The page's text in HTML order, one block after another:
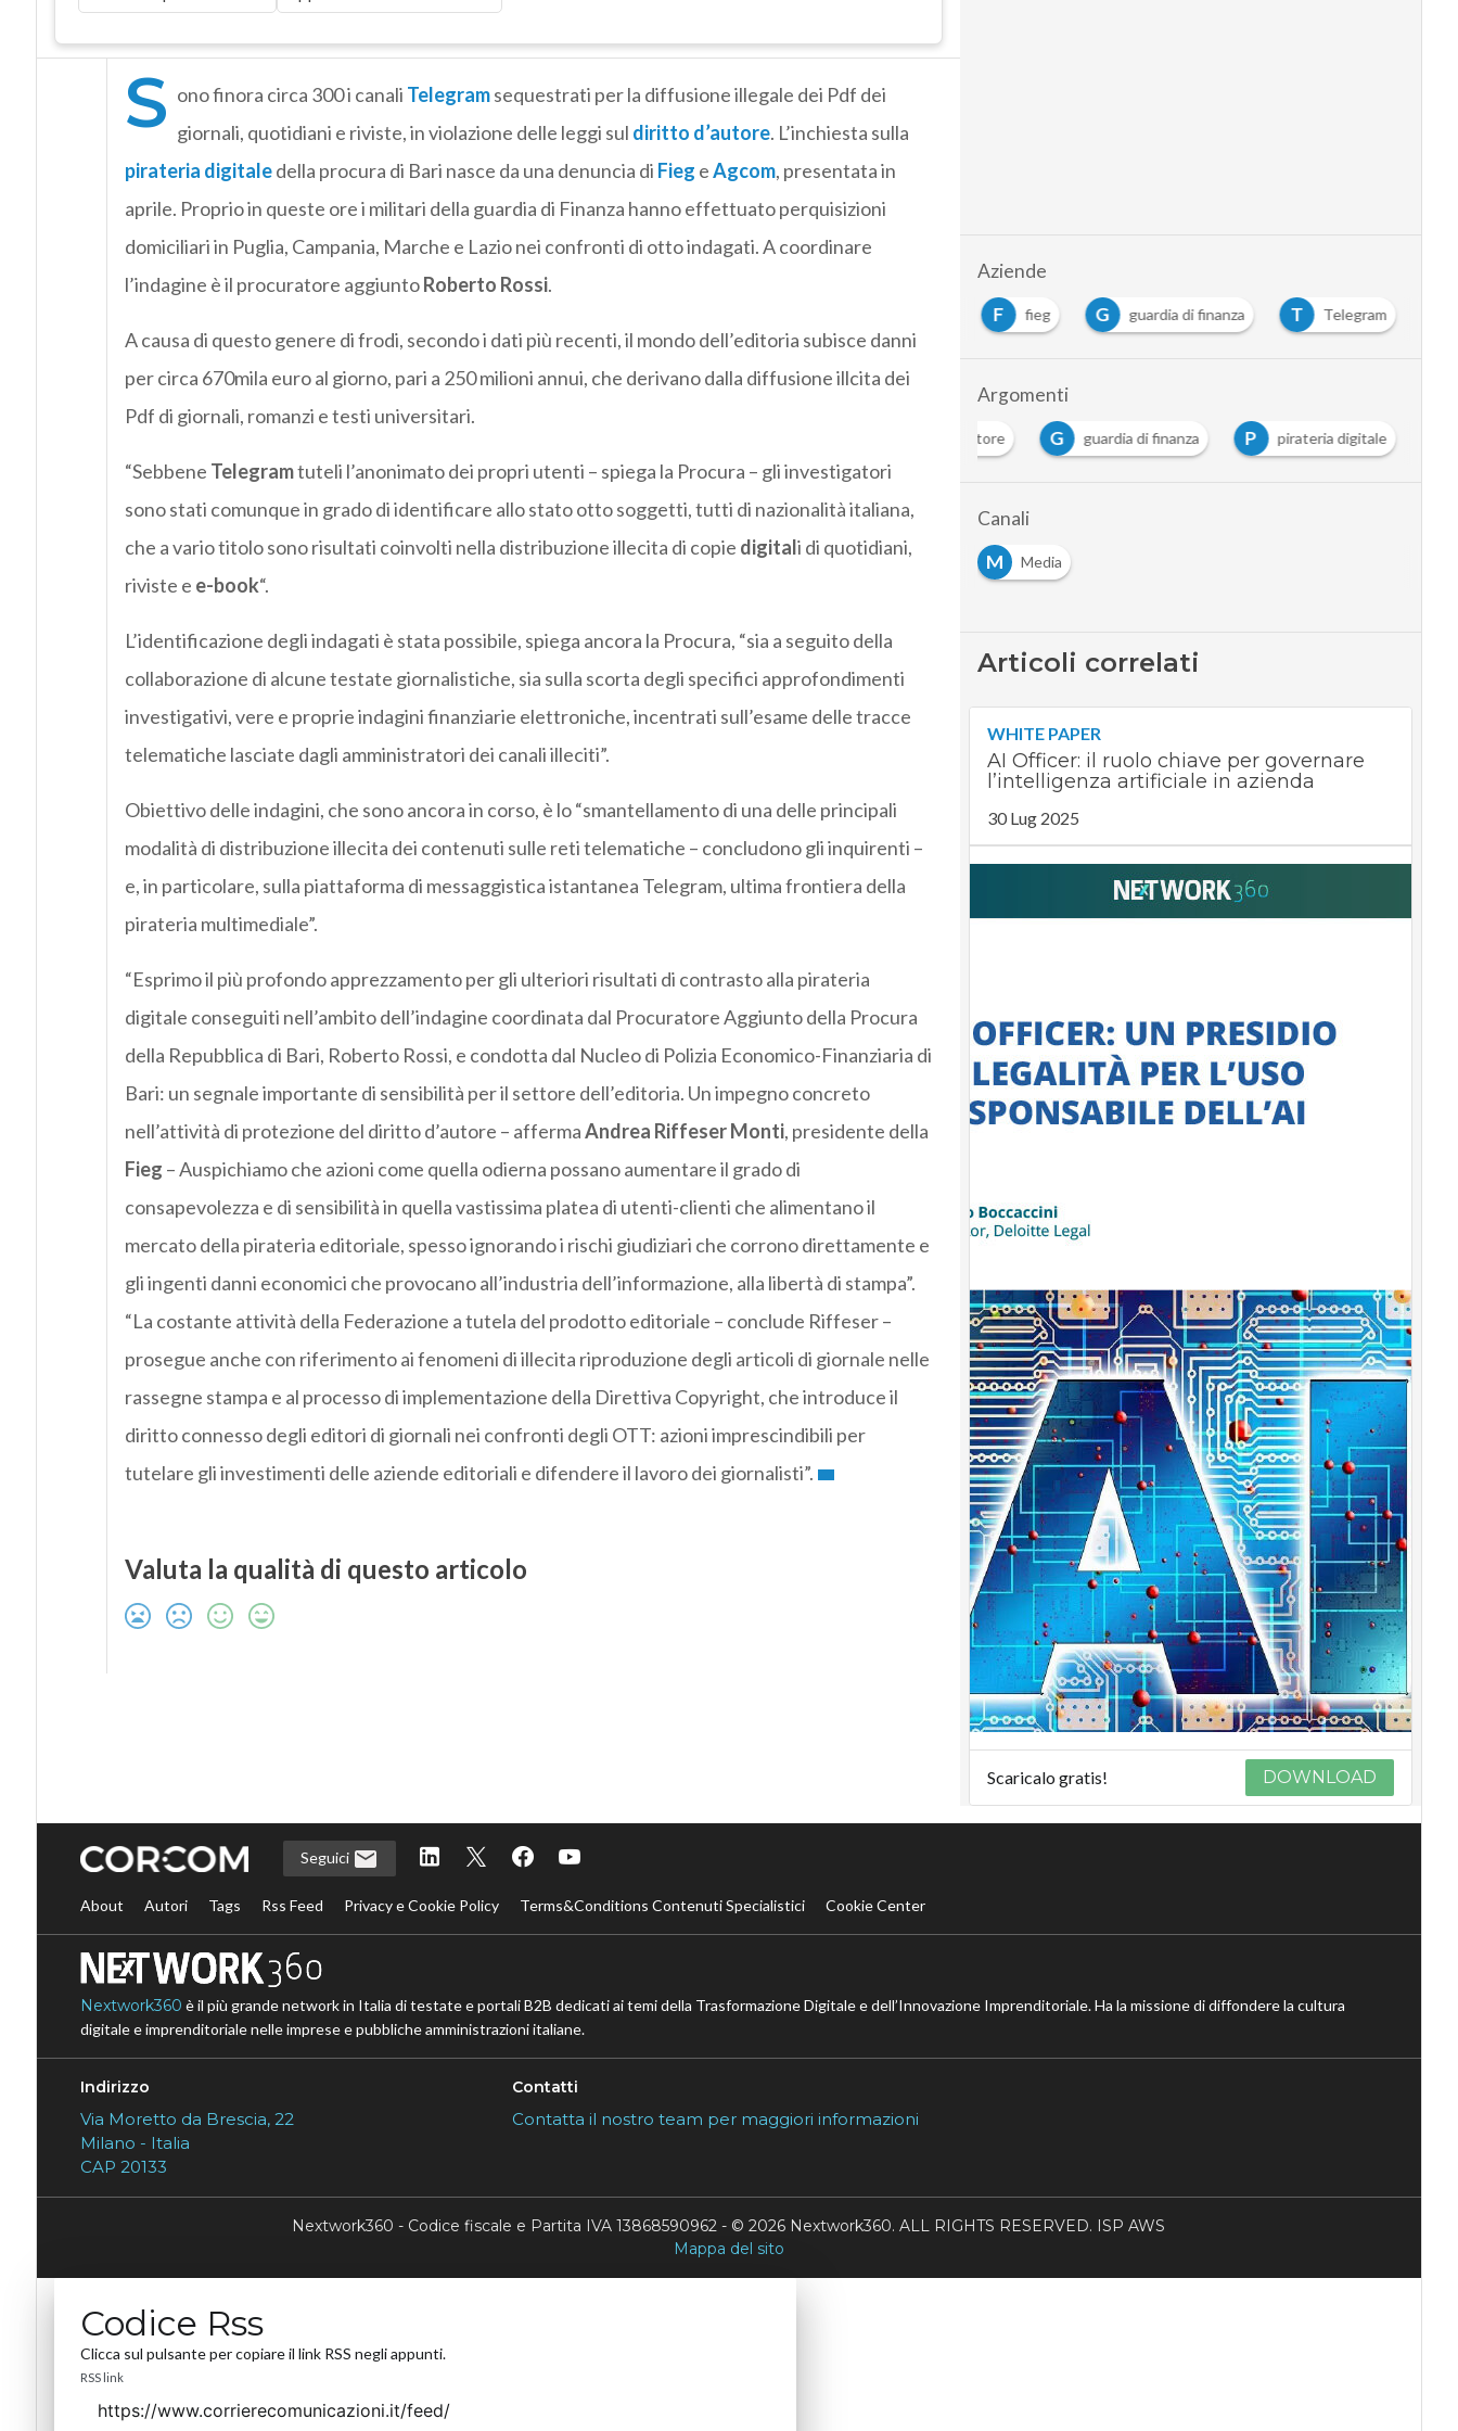
S ono finora circa 300 i canali Telegramsequestrati per la diffusione illegale dei Pdf dei
giornali, quotidiani e riviste, in violazione delle leggi sul diritto d’autore. L’inchiesta sulla
pirateria digitale della procura di Bari nasce da una denuncia di Fieg eAgcom, presentata in
aprile. Proprio in queste ore i militari della guardia di Finanza hanno effettuato perquisizioni
domiciliari in Puglia, Campania, Marche e Lazio nei confronti di otto indagati. A coordinare
l’indagine è il procuratore aggiuntoRoberto Rossi.
A causa di questo genere di frodi, secondo i dati più recenti, il mondo dell’editoria subisce danni
per circa 670mila euro al giorno, pari a 250 milioni annui, che derivano dalla diffusione illcita dei
Pdf di giornali, romanzi e testi universitari.
“Sebbene Telegramtuteli l’anonimato dei propri utenti – spiega la Procura – gli investigatori
sono stati comunque in grado di identificare allo stato otto soggetti, tutti di nazionalità italiana,
che a vario titolo sono risultati coinvolti nella distribuzione illecita di copie digitali di quotidiani,
riviste e e-book“.
L’identificazione degli indagati è stata possibile, spiega ancora la Procura, “sia a seguito della
collaborazione di alcune testate giornalistiche, sia sulla scorta degli specifici approfondimenti
investigativi, vere e proprie indagini finanziarie elettroniche, incentrati sull’esame delle tracce
telematiche lasciate dagli amministratori dei canali illeciti”.
Obiettivo delle indagini, che sono ancora in corso, è lo “smantellamento di una delle principali
modalità di distribuzione illecita dei contenuti sulle reti telematiche – concludono gli inquirenti –
e, in particolare, sulla piattaforma di messaggistica istantanea Telegram, ultima frontiera della
pirateria multimediale”.
“Esprimo il più profondo apprezzamento per gli ulteriori risultati di contrasto alla pirateria
digitale conseguiti nell’ambito dell’indagine coordinata dal Procuratore Aggiunto della Procura
della Repubblica di Bari, Roberto Rossi, e condotta dal Nucleo di Polizia Economico-Finanziaria di
Bari: un segnale importante di sensibilità per il settore dell’editoria. Un impegno concreto
nell’attività di protezione del diritto d’autore – affermaAndrea Riffeser Monti, presidente della
Fieg – Auspichiamo che azioni come quella odierna possano aumentare il grado di
consapevolezza e di sensibilità in quella vastissima platea di utenti-clienti che alimentano il
mercato della pirateria editoriale, spesso ignorando i rischi giudiziari che corrono direttamente e
gli ingenti danni economici che provocano all’industria dell’informazione, alla libertà di stampa”.
“La costante attività della Federazione a tutela del prodotto editoriale – conclude Riffeser –
prosegue anche con riferimento ai fenomeni di illecita riproduzione degli articoli di giornale nelle
rassegne stampa e al processo di implementazione della Direttiva Copyright, che introduce il
diritto connesso degli editori di giornali nei confronti degli OTT: azioni imprescindibili per
tutelare gli investimenti delle aziende editoriali e difendere il lavoro dei giornalisti”.
Valuta la qualità di questo articolo
Aziende
F fieg G guardia di finanza T Telegram
Argomenti
diritto d'autore G guardia di finanza P pirateria digitale
Canali
M
Media
Articoli correlati
WHITE PAPER
AI Officer: il ruolo chiave per governare
l’intelligenza artificiale in azienda
30 Lug 2025
Scaricalo gratis! DOWNLOAD
Seguici
About Autori Tags Rss Feed Privacy e Cookie Policy Terms&Conditions Contenuti Specialistici Cookie Center
Nextwork360 è il più grande network in Italia di testate e portali B2B dedicati ai temi della Trasformazione Digitale e dell’Innovazione Imprenditoriale. Ha la missione di diffondere la cultura
digitale e imprenditoriale nelle imprese e pubbliche amministrazioni italiane.
Indirizzo
Via Moretto da Brescia, 22
Milano - Italia
CAP 20133
Contatti
Contatta il nostro team per maggiori informazioni
Nextwork360 - Codice fiscale e Partita IVA 13868590962 - © 2026 Nextwork360. ALL RIGHTS RESERVED. ISP AWS
Mappa del sito
Codice Rss
Clicca sul pulsante per copiare il link RSS negli appunti.
RSS link